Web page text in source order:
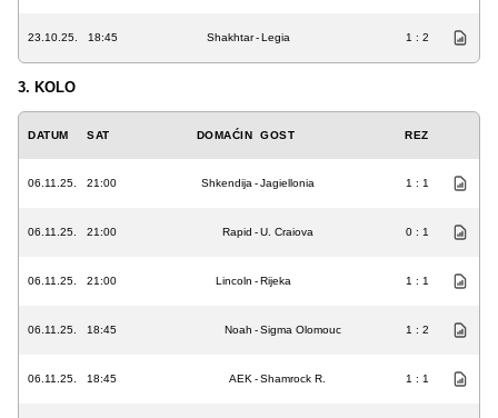
23.10.25. 18:45 Shakhtar-Legia 1 : 2
3. KOLO
DATUM SAT DOMAĆIN GOST REZ
06.11.25. 21:00 Shkendija -Jagiellonia 1 : 1
06.11.25. 21:00 Rapid -U. Craiova 0 : 1
06.11.25. 21:00 Lincoln -Rijeka 1 : 1
06.11.25. 18:45 Noah -Sigma Olomouc 1 : 2
06.11.25. 18:45 AEK -Shamrock R. 1 : 1